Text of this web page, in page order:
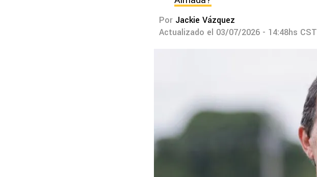
Por Jackie Vázquez
Actualizado el 03/07/2026 - 14:48hs CST